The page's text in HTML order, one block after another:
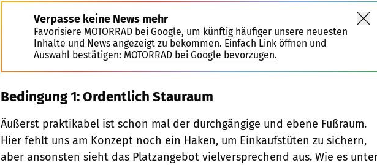
Verpasse keine News mehr
Favorisiere MOTORRAD bei Google, um künftig häufiger unsere neuesten
Inhalte und News angezeigt zu bekommen. Einfach Link öffnen und
Auswahl bestätigen: MOTORRAD bei Google bevorzugen.
Bedingung 1: Ordentlich Stauraum
Äußerst praktikabel ist schon mal der durchgängige und ebene Fußraum.
Hier fehlt uns am Konzept noch ein Haken, um Einkaufstüten zu sichern,
aber ansonsten sieht das Platzangebot vielversprechend aus. Wie es